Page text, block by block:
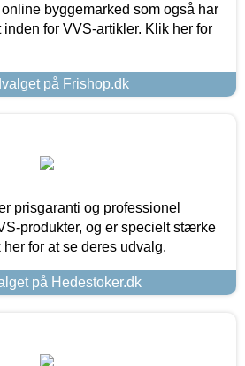
byggemarked som også har
inden for VVS-artikler. Klik her for
på Frishop.dk
prisgaranti og professionel
produkter, og er specielt stærke
for at se deres udvalg.
på Hedestoker.dk